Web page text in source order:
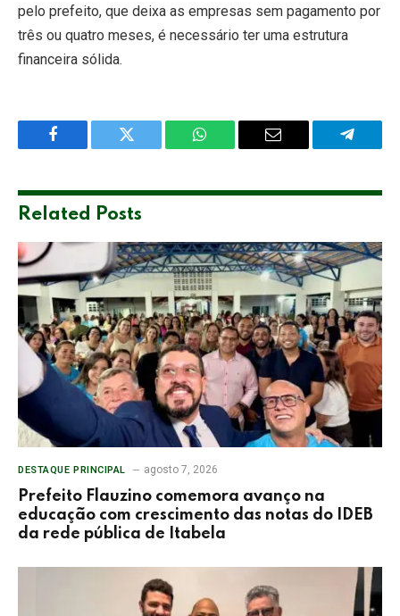
pelo prefeito, que deixa as empresas sem pagamento por
três ou quatro meses, é necessário ter uma estrutura
financeira sólida.
Facebook Twitter WhatsApp Email
Related Posts
DESTAQUE PRINCIPAL agosto 7, 2026
Prefeito Flauzino comemora avanço na
educação com crescimento das notas do IDEB
da rede pública de Itabela